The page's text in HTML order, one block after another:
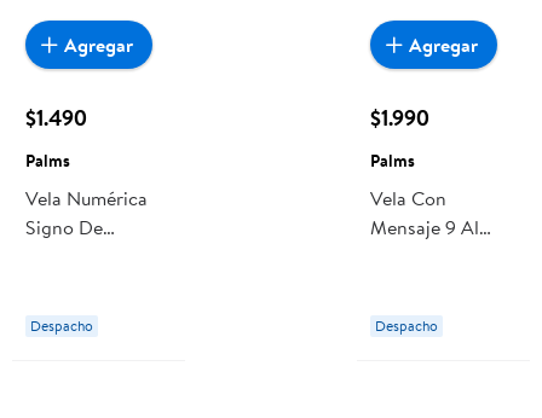
$1.490
Palms
Vela Numérica
Signo De
Despacho
Agregar
$1.990
Palms
Vela Con
Mensaje 9 Al
Despacho
Agregar